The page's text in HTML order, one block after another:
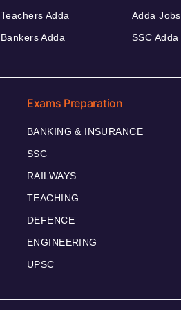
Teachers Adda
Bankers Adda
Adda Jobs
SSC Adda
Exams Preparation
BANKING & INSURANCE
SSC
RAILWAYS
TEACHING
DEFENCE
ENGINEERING
UPSC